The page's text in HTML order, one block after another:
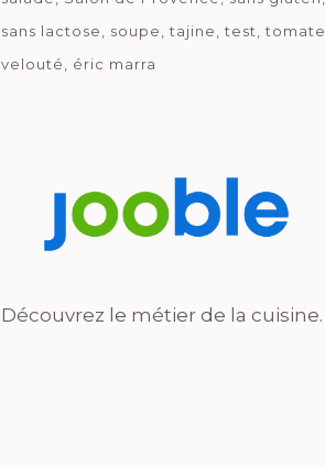
sans lactose
soupe tajine test
tomate
velouté
éric marra
Découvrez le métier de la cuisine.